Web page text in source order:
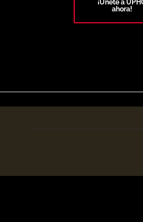
¡Únete a
ahora!